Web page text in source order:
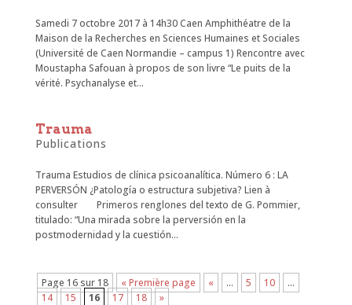
Samedi 7 octobre 2017 à 14h30 Caen Amphithéatre de la
Maison de la Recherches en Sciences Humaines et Sociales
(Université de Caen Normandie – campus 1) Rencontre avec
Moustapha Safouan à propos de son livre “Le puits de la
vérité. Psychanalyse et...
Trauma
Publications
Trauma Estudios de clínica psicoanalítica. Número 6 : LA
PERVERSÓN ¿Patología o estructura subjetiva? Lien à
consulter Primeros renglones del texto de G. Pommier,
titulado: “Una mirada sobre la perversión en la
postmodernidad y la cuestión...
Page 16 sur 18 « Première page « … 5 10
…
14
15 16 17 18 »